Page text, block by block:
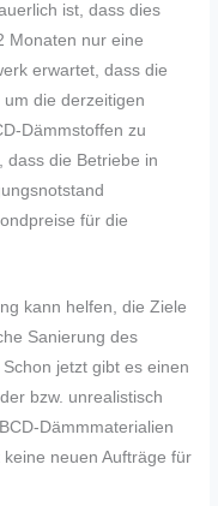
ist, dass dies
Monaten nur eine
erwartet, dass die
die derzeitigen
Dämmstoffen zu
dass die Betriebe in
für die
kann helfen, die Ziele
Sanierung des
jetzt gibt es einen
bzw. unrealistisch
Dämmmaterialien
neuen Aufträge für